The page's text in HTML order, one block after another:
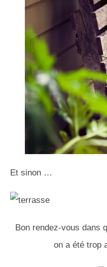
Et sinon …
Bon rendez-vous dans
on a été trop